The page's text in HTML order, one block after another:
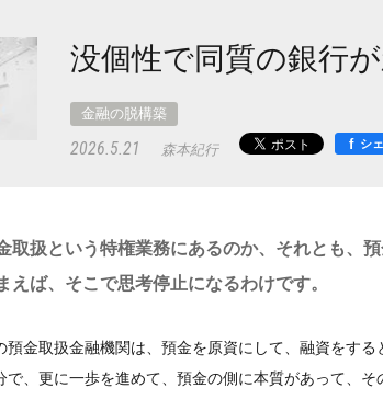
没個性で同質の銀行
金融の脱構築
2026.5.21 森本紀行 f シ
取扱という特権業務にあるのか、それとも、
えば、そこで思考停止になるわけです。
金取扱金融機関は、預金を原資にして、融資をす
で、更に一歩を進めて、預金の側に本質があって、